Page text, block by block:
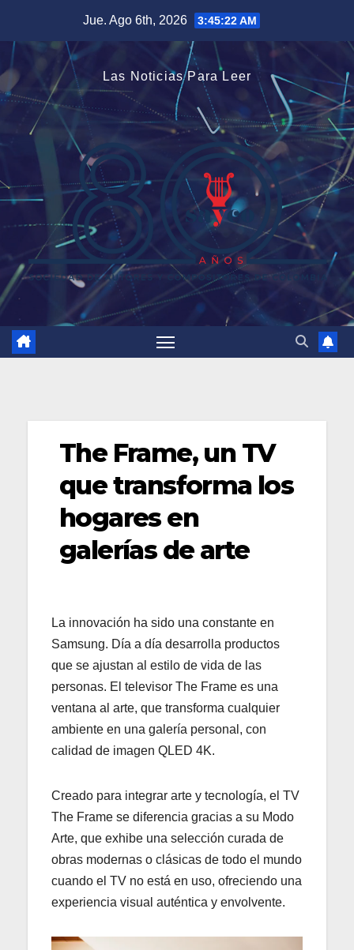
contenido
Jue. Ago 6th, 2026 3:45:23 AM
Las Noticias Para Leer
The Frame, un TV
que transforma los
hogares en
galerías de arte
La innovación ha sido una constante en
Samsung. Día a día desarrolla productos
que se ajustan al estilo de vida de las
personas. El televisor The Frame es una
ventana al arte, que transforma cualquier
ambiente en una galería personal, con
calidad de imagen QLED 4K.
Creado para integrar arte y tecnología, el TV
The Frame se diferencia gracias a su Modo
Arte, que exhibe una selección curada de
obras modernas o clásicas de todo el mundo
cuando el TV no está en uso, ofreciendo una
experiencia visual auténtica y envolvente.